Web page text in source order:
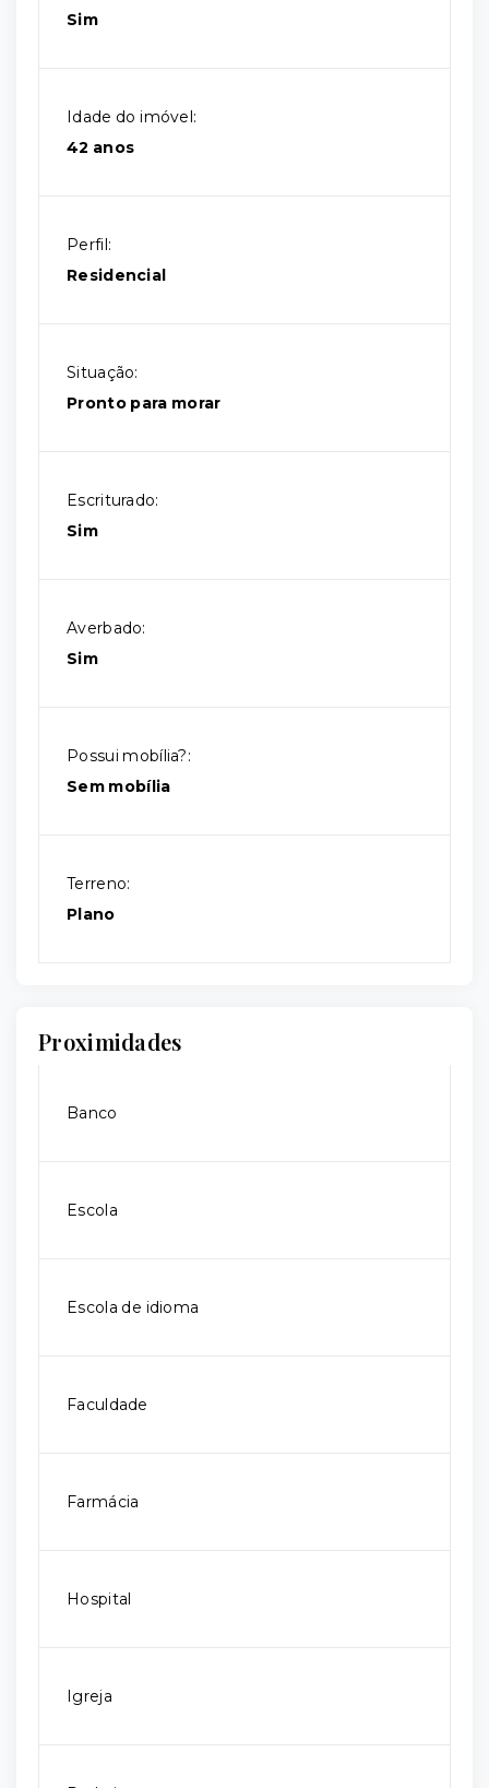
Sim
Idade do imóvel:
42 anos
Perfil:
Residencial
Situação:
Pronto para morar
Escriturado:
Sim
Averbado:
Sim
Possui mobília?:
Sem mobília
Terreno:
Plano
Proximidades
Banco
Escola
Escola de idioma
Faculdade
Farmácia
Hospital
Igreja